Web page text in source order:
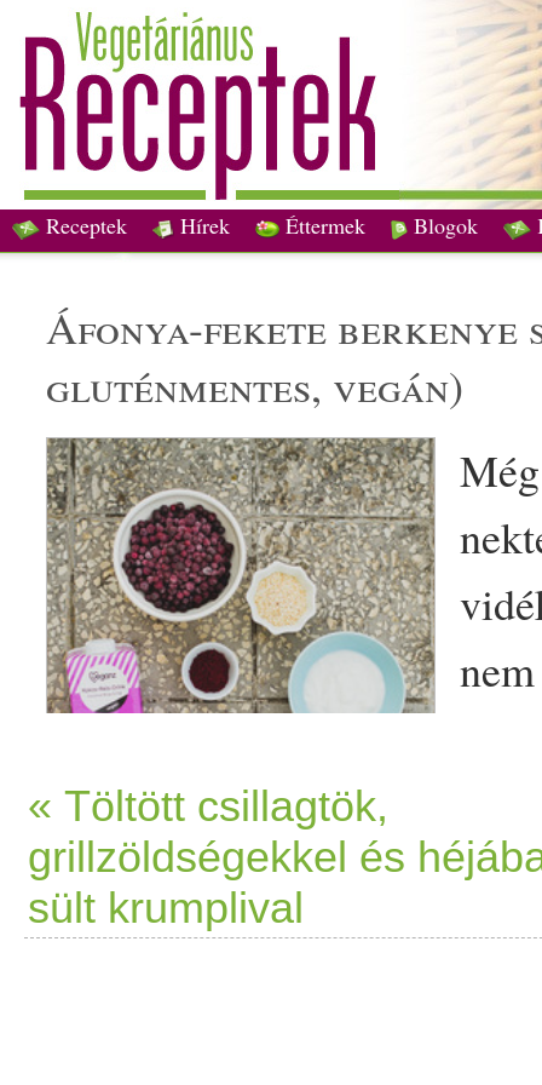
Receptek Hírek Éttermek Blogok
áfonya-fekete berkenye
gluténmentes, vegán)
« Töltött csillagtök,
grillzöldségekkel és
sült krumplival